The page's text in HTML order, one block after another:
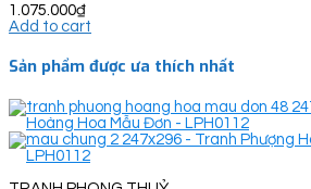
1.075.000₫
Add to cart
Sản phẩm được ưa thích nhất